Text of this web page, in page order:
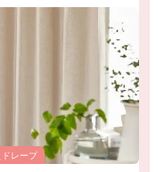
ドレープ